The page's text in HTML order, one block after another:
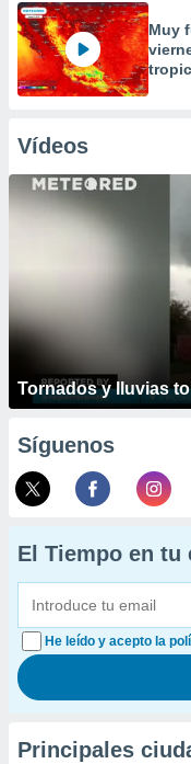
Muy
Vídeos
Tornados y lluvias
Síguenos
El Tiempo en tu
He leído y acepto la
Principales